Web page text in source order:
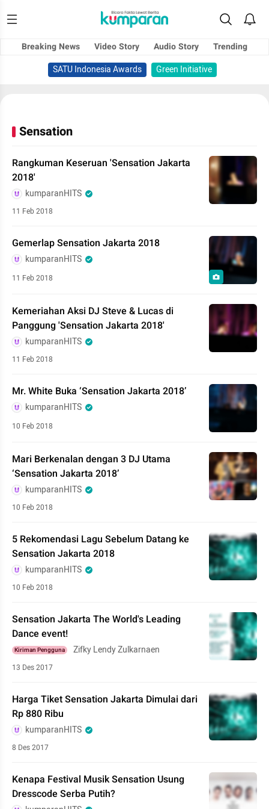
Breaking News Video Story Audio Story
Trending
SATU Indonesia Awards
Green Initiative
Sensation
Rangkuman Keseruan 'Sensation Jakarta
2018'
kumparanHITS
11 Feb 2018
Gemerlap Sensation Jakarta 2018
kumparanHITS
11 Feb 2018
Kemeriahan Aksi DJ Steve & Lucas di
Panggung 'Sensation Jakarta 2018'
kumparanHITS
11 Feb 2018
Mr. White Buka ‘Sensation Jakarta 2018’
kumparanHITS
10 Feb 2018
Mari Berkenalan dengan 3 DJ Utama
‘Sensation Jakarta 2018’
kumparanHITS
10 Feb 2018
5 Rekomendasi Lagu Sebelum Datang ke
Sensation Jakarta 2018
kumparanHITS
10 Feb 2018
Sensation Jakarta The World's Leading
Dance event!
Kiriman Pengguna Zifky Lendy Zulkarnaen
13 Des 2017
Harga Tiket Sensation Jakarta Dimulai dari
Rp 880 Ribu
kumparanHITS
8 Des 2017
Kenapa Festival Musik Sensation Usung
Dresscode Serba Putih?